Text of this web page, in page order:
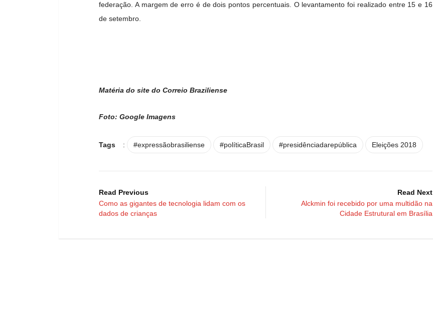
federação. A margem de erro é de dois pontos percentuais. O levantamento foi realizado entre 15 e 16
de setembro.
Matéria do site do Correio Braziliense
Foto: Google Imagens
Tags : #expressãobrasiliense #políticaBrasil #presidênciadarepública Eleições 2018
Read Previous
Como as gigantes de tecnologia lidam com os
dados de crianças
Read Next
Alckmin foi recebido por uma multidão na
Cidade Estrutural em Brasília